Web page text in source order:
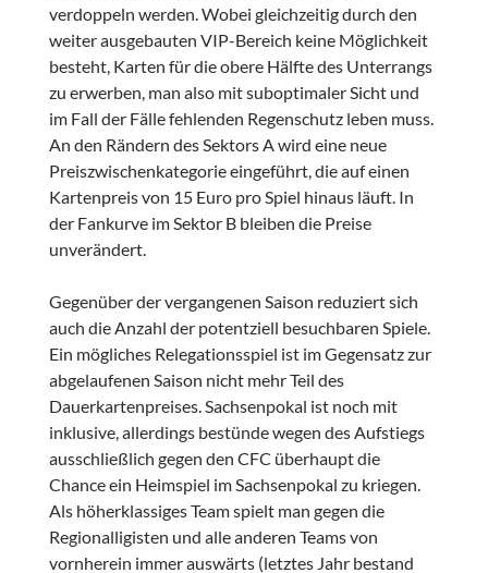
verdoppeln werden. Wobei gleichzeitig durch den
weiter ausgebauten VIP-Bereich keine Möglichkeit
besteht, Karten für die obere Hälfte des Unterrangs
zu erwerben, man also mit suboptimaler Sicht und
im Fall der Fälle fehlenden Regenschutz leben muss.
An den Rändern des Sektors A wird eine neue
Preiszwischenkategorie eingeführt, die auf einen
Kartenpreis von 15 Euro pro Spiel hinaus läuft. In
der Fankurve im Sektor B bleiben die Preise
unverändert.
Gegenüber der vergangenen Saison reduziert sich
auch die Anzahl der potentziell besuchbaren Spiele.
Ein mögliches Relegationsspiel ist im Gegensatz zur
abgelaufenen Saison nicht mehr Teil des
Dauerkartenpreises. Sachsenpokal ist noch mit
inklusive, allerdings bestünde wegen des Aufstiegs
ausschließlich gegen den CFC überhaupt die
Chance ein Heimspiel im Sachsenpokal zu kriegen.
Als höherklassiges Team spielt man gegen die
Regionalligisten und alle anderen Teams von
vornherein immer auswärts (letztes Jahr bestand